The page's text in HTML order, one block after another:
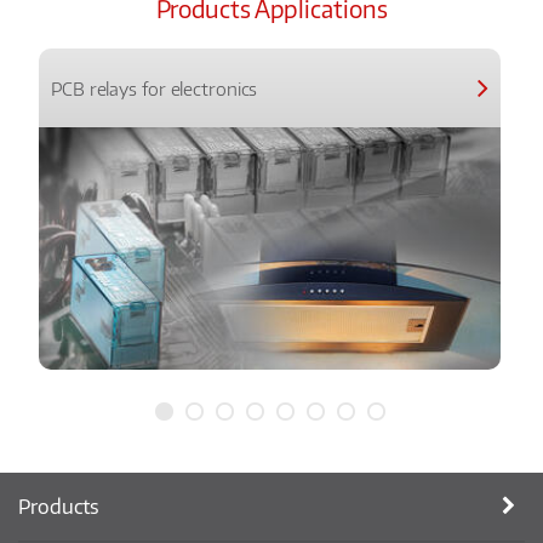
Products Applications
PCB relays for electronics
Products